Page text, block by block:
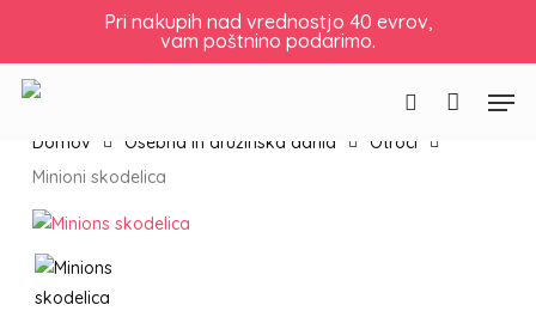
content
Pri nakupih nad vrednostjo 40 evrov,
vam poštnino podarimo.
Košarica Zapri
košarico
Domov Osebna in družinska darila
Otroci
Minioni skodelica